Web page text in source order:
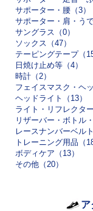
サポーター・腰（3）
サポーター・肩・う
サングラス（0）
ソックス（47）
テーピングテープ（15
日焼け止め等（4）
時計（2）
フェイスマスク・ヘ
ヘッドライト（13）
ライト・リフレクター
リザーバー・ボトル
レースナンバーベル
トレーニング用品（18
ボディケア（13）
その他（20）
ア